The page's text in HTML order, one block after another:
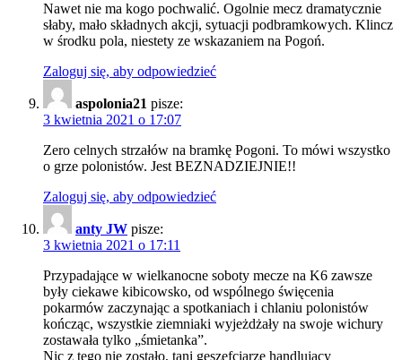
Nawet nie ma kogo pochwalić. Ogolnie mecz dramatycznie
słaby, mało składnych akcji, sytuacji podbramkowych. Klincz
w środku pola, niestety ze wskazaniem na Pogoń.
Zaloguj się, aby odpowiedzieć
aspolonia21 pisze:
3 kwietnia 2021 o 17:07
Zero celnych strzałów na bramkę Pogoni. To mówi wszystko
o grze polonistów. Jest BEZNADZIEJNIE!!
Zaloguj się, aby odpowiedzieć
anty JW pisze:
3 kwietnia 2021 o 17:11
Przypadające w wielkanocne soboty mecze na K6 zawsze
były ciekawe kibicowsko, od wspólnego święcenia
pokarmów zaczynając a spotkaniach i chlaniu polonistów
kończąc, wszystkie ziemniaki wyjeżdżały na swoje wichury
zostawała tylko „śmietanka”.
Nic z tego nie zostało, tani geszefciarze handlujący